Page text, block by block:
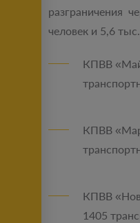
разграничения
человек и 5,6
КПВВ
КПВВ
КПВВ
1405